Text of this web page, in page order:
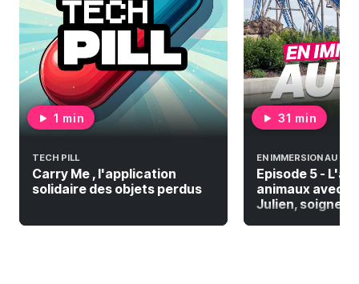
1 min
TECH PILL
Carry Me , l'application
solidaire des objets perdus
31 min
EN IMMERSION AU PAL
Episode 5 -
animaux avec
Julien,